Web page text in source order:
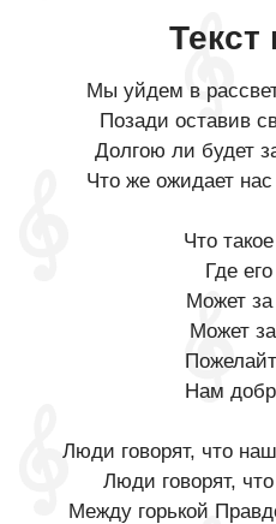
Текст
Мы уйдем в
Позади оставив
Долгою ли будет
Что же ожидает
Что
Где
Может
Может
Нам
Люди говорят, что
Люди говорят,
Между горькой